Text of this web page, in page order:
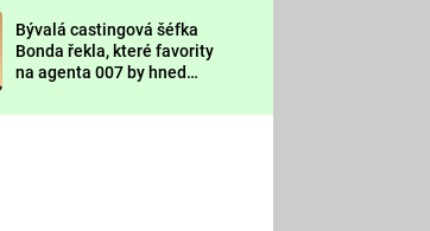
Sledujte nás
Bývalá castingová šéfka
Bonda řekla, které favority
na agenta 007 by hned